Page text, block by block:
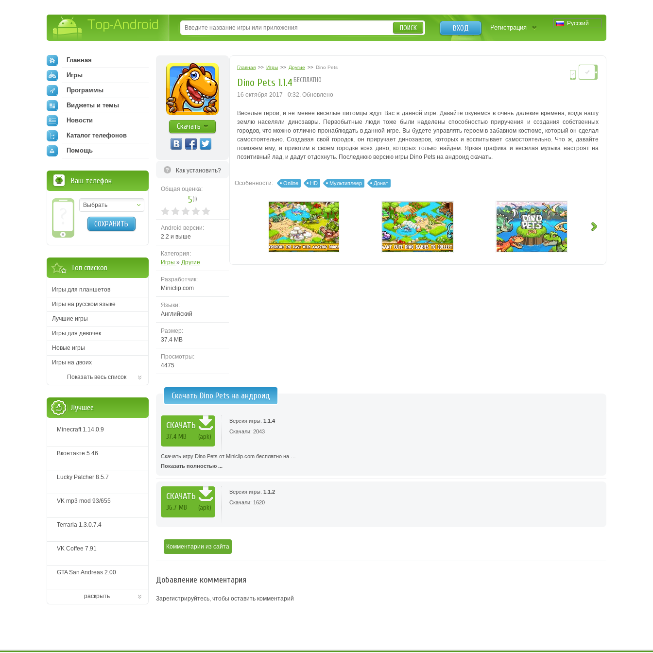
Русский
ВХОД Регистрация
ПОИСК
Скачать
Как установить?
Общая оценка:
5(1)
Android версии:
2.2 и выше
Категория:
Игры » Другие
Разработчик:
Miniclip.com
Языки:
Английский
Размер:
37.4 MB
Просмотры:
4475
Главная >> Игры >> Другие >> Dino Pets
Dino Pets 1.1.4 БЕСПЛАТНО
16 октября 2017 - 0:32. Обновлено
Веселые герои, и не менее веселые питомцы ждут Вас в данной игре. Давайте окунемся в очень далекие времена, когда нашу
землю населяли динозавры. Первобытные люди тоже были наделены способностью приручения и создания собственных
городов, что можно отлично пронаблюдать в данной игре. Вы будете управлять героем в забавном костюме, который он сделал
самостоятельно. Создавая свой городок, он приручает динозавров, которых и воспитывает самостоятельно. Что ж, давайте
поможем ему, и приютим в своем городке всех дино, которых только найдем. Яркая графика и веселая музыка настроят на
позитивный лад, и дадут отдохнуть. Последнюю версию игры Dino Pets на андроид скачать.
Особенности: Online HD Мультиплеер Донат
Скачать Dino Pets на андроид
СКАЧАТЬ
37.4 MB (apk)
Версия игры: 1.1.4
Скачали: 2043
Скачать игру Dino Pets от Miniclip.com бесплатно на …
Показать полностью ...
СКАЧАТЬ
36.7 MB (apk)
Версия игры: 1.1.2
Скачали: 1620
Комментарии из сайта
Добавление комментария
Зарегистрируйтесь, чтобы оставить комментарий
Главная
Игры
Программы
Виджеты и темы
Новости
Каталог телефонов
Помощь
Ваш телефон
Выбрать
СОХРАНИТЬ
Топ списков
Игры для планшетов
Игры на русском языке
Лучшие игры
Игры для девочек
Новые игры
Игры на двоих
Показать весь список
Лучшее
Minecraft 1.14.0.9
Вконтакте 5.46
Lucky Patcher 8.5.7
VK mp3 mod 93/655
Terraria 1.3.0.7.4
VK Coffee 7.91
GTA San Andreas 2.00
раскрыть